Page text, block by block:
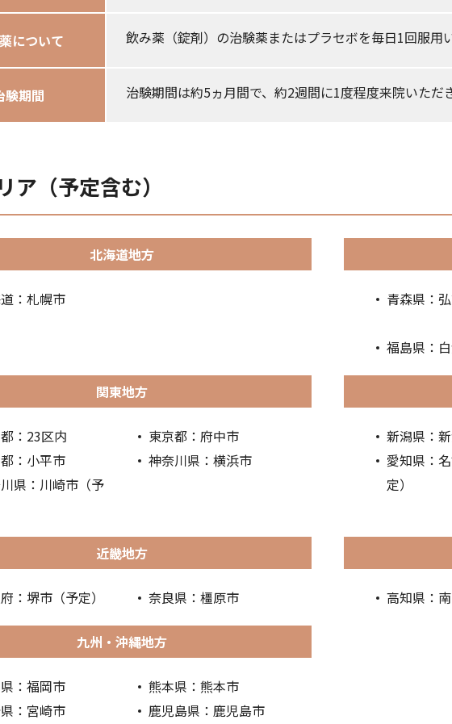
について 飲み薬（錠剤）の治験薬またはプラセボを毎日1回服用
験期間 治験期間は約5ヵ月間で、約2週間に1度程度来院いただ
ア（予定含む）
北海道地方
：札幌市 青森県：
福島県：
関東地方
：23区内
東京都：府中市
：小平市
神奈川県：横浜市
県：川崎市（予
新潟県：
愛知県：
定）
近畿地方
：堺市（予定） 奈良県：橿原市 高知県：
九州・沖縄地方
：福岡市
熊本県：熊本市
：宮崎市
鹿児島県：鹿児島市